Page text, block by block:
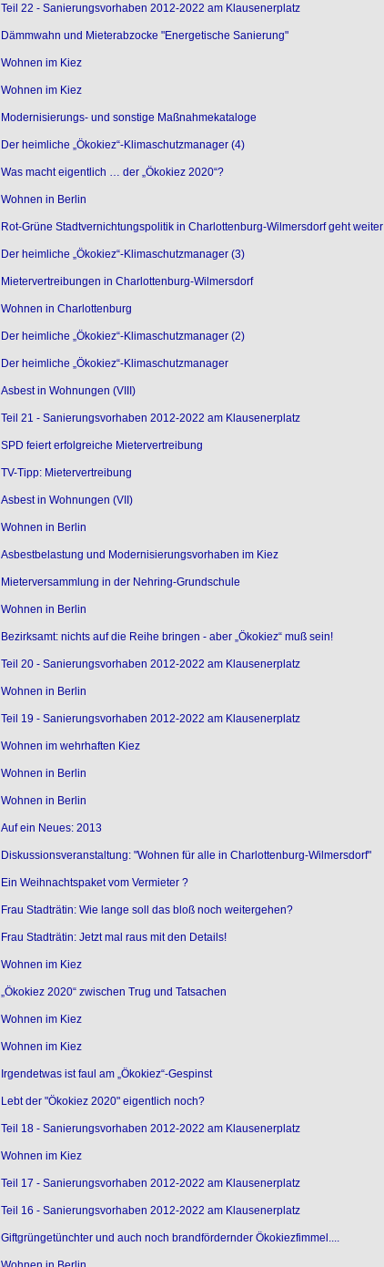
Teil 22 - Sanierungsvorhaben 2012-2022 am Klausenerplatz
Dämmwahn und Mieterabzocke "Energetische Sanierung"
Wohnen im Kiez
Wohnen im Kiez
Modernisierungs- und sonstige Maßnahmekataloge
Der heimliche „Ökokiez“-Klimaschutzmanager (4)
Was macht eigentlich … der „Ökokiez 2020“?
Wohnen in Berlin
Rot-Grüne Stadtvernichtungspolitik in Charlottenburg-Wilmersdorf geht weiter
Der heimliche „Ökokiez“-Klimaschutzmanager (3)
Mietervertreibungen in Charlottenburg-Wilmersdorf
Wohnen in Charlottenburg
Der heimliche „Ökokiez“-Klimaschutzmanager (2)
Der heimliche „Ökokiez“-Klimaschutzmanager
Asbest in Wohnungen (VIII)
Teil 21 - Sanierungsvorhaben 2012-2022 am Klausenerplatz
SPD feiert erfolgreiche Mietervertreibung
TV-Tipp: Mietervertreibung
Asbest in Wohnungen (VII)
Wohnen in Berlin
Asbestbelastung und Modernisierungsvorhaben im Kiez
Mieterversammlung in der Nehring-Grundschule
Wohnen in Berlin
Bezirksamt: nichts auf die Reihe bringen - aber „Ökokiez“ muß sein!
Teil 20 - Sanierungsvorhaben 2012-2022 am Klausenerplatz
Wohnen in Berlin
Teil 19 - Sanierungsvorhaben 2012-2022 am Klausenerplatz
Wohnen im wehrhaften Kiez
Wohnen in Berlin
Wohnen in Berlin
Auf ein Neues: 2013
Diskussionsveranstaltung: "Wohnen für alle in Charlottenburg-Wilmersdorf"
Ein Weihnachtspaket vom Vermieter ?
Frau Stadträtin: Wie lange soll das bloß noch weitergehen?
Frau Stadträtin: Jetzt mal raus mit den Details!
Wohnen im Kiez
„Ökokiez 2020“ zwischen Trug und Tatsachen
Wohnen im Kiez
Wohnen im Kiez
Irgendetwas ist faul am „Ökokiez“-Gespinst
Lebt der "Ökokiez 2020" eigentlich noch?
Teil 18 - Sanierungsvorhaben 2012-2022 am Klausenerplatz
Wohnen im Kiez
Teil 17 - Sanierungsvorhaben 2012-2022 am Klausenerplatz
Teil 16 - Sanierungsvorhaben 2012-2022 am Klausenerplatz
Giftgrüngetünchter und auch noch brandfördernder Ökokiezfimmel....